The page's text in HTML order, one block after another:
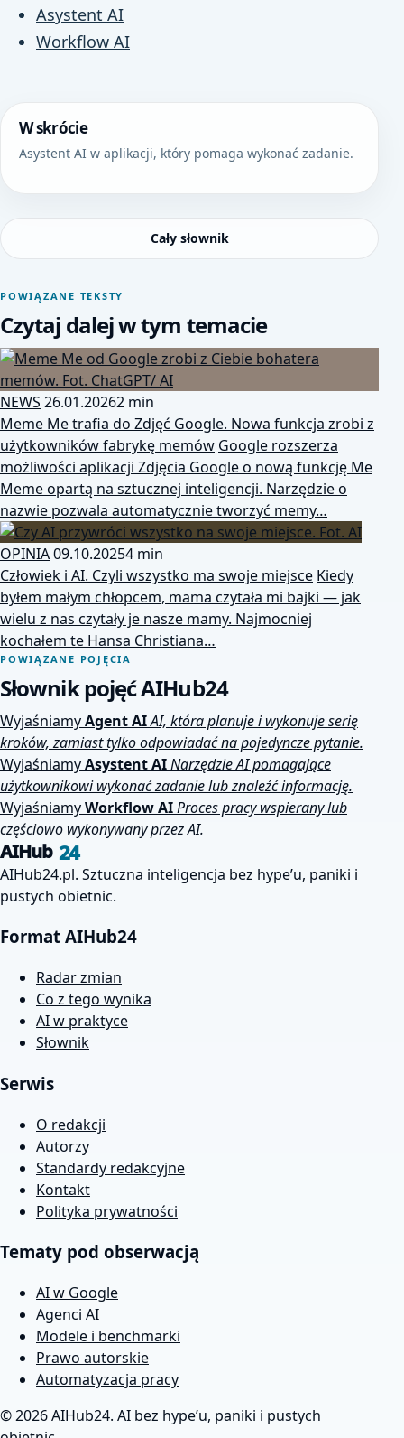
Asystent AI
Workflow AI
W skrócie
Asystent AI w aplikacji, który pomaga wykonać zadanie.
Cały słownik
POWIĄZANE TEKSTY
Czytaj dalej w tym temacie
NEWS 26.01.20262 min
Meme Me trafia do Zdjęć Google. Nowa funkcja zrobi z
użytkowników fabrykę memów Google rozszerza
możliwości aplikacji Zdjęcia Google o nową funkcję Me
Meme opartą na sztucznej inteligencji. Narzędzie o
nazwie pozwala automatycznie tworzyć memy…
OPINIA09.10.20254 min
Człowiek i AI. Czyli wszystko ma swoje miejsce Kiedy
byłem małym chłopcem, mama czytała mi bajki — jak
wielu z nas czytały je nasze mamy. Najmocniej
kochałem te Hansa Christiana…
POWIĄZANE POJĘCIA
Słownik pojęć AIHub24
WyjaśniamyAgent AIAI, która planuje i wykonuje serię
kroków, zamiast tylko odpowiadać na pojedyncze pytanie.
WyjaśniamyAsystent AINarzędzie AI pomagające
użytkownikowi wykonać zadanie lub znaleźć informację.
WyjaśniamyWorkflow AIProces pracy wspierany lub
częściowo wykonywany przez AI.
AIHub 24
AIHub24.pl. Sztuczna inteligencja bez hype’u, paniki i
pustych obietnic.
Format AIHub24
Radar zmian
Co z tego wynika
AI w praktyce
Słownik
Serwis
O redakcji
Autorzy
Standardy redakcyjne
Kontakt
Polityka prywatności
Tematy pod obserwacją
AI w Google
Agenci AI
Modele i benchmarki
Prawo autorskie
Automatyzacja pracy
© 2026 AIHub24. AI bez hype’u, paniki i pustych